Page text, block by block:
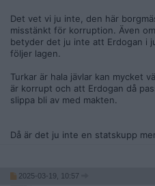
Det vet vi ju inte, den här
misstänkt för korruption. Även
betyder det ju inte att Erdogan i
följer lagen.
Turkar är hala jävlar kan mycket
är korrupt och att Erdogan då
slippa bli av med makten.
Då är det ju inte en statskupp
2025-03-19, 10:57